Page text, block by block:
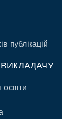
публікацій
ВИКЛАДАЧУ